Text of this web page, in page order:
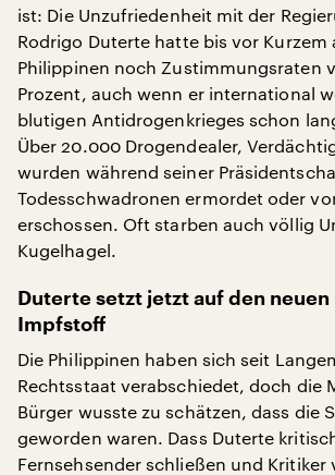
ist: Die Unzufriedenheit mit der
Rodrigo Duterte hatte bis vor Kurzem
Philippinen noch Zustimmungsraten
Prozent, auch wenn er international
blutigen Antidrogenkrieges schon
Über 20.000 Drogendealer,
wurden während seiner
Todesschwadronen ermordet oder
erschossen. Oft starben auch völlig
Kugelhagel.
Duterte setzt jetzt auf den neuen
Impfstoff
Die Philippinen haben sich seit
Rechtsstaat verabschiedet, doch die
Bürger wusste zu schätzen, dass die
geworden waren. Dass Duterte
Fernsehsender schließen und Kritiker